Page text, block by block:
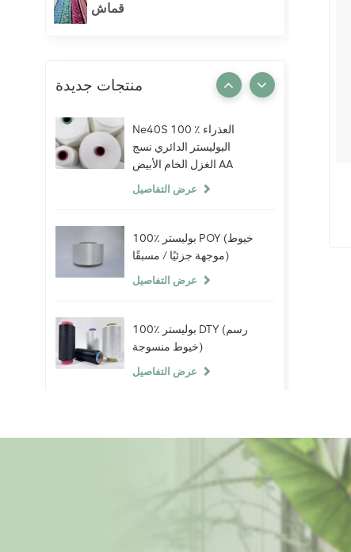
قماش
منتجات جديدة
Ne40S 100 ٪ العذراء
البوليستر الدائري نسج
الغزل الخام الأبيض AA
الصف الحياكة النسيج
عرض التفاصيل
100٪ بوليستر POY (خيوط
موجهة جزئيًا / مسبقًا)
عرض التفاصيل
100٪ بوليستر DTY (رسم
خيوط منسوجة)
عرض التفاصيل
عارية